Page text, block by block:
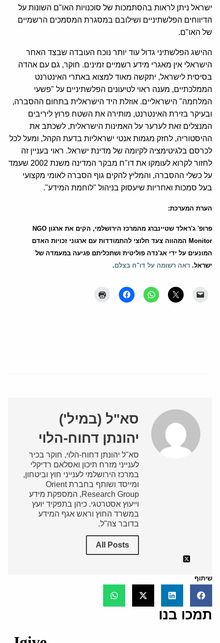
ישראל ניתן לראות בהסתמכות של סוכנויות האו"ם השונות על
הדיווחים הפלשתיניים ושילובם במסגרת המסמכים הרשמיים
של האו"ם.
ההישג הפלשתיני גדול עוד יותר נוכח העובדה שבצד האחר
הישראלי אין מאגרי מידע רשמיים זמינים. חוקר, גם עם אהדה
בסיסית לישראל, יתקשה מאוד למצוא באתרי האינטרנט
הממלכתיים, מענה ראוי לטיעונים הפלשתיניים על "פשעי
המלחמה" הישראליים. אוזלת היד הישראלית בתחום ההסברה,
ובעיקר בזירת האינטרנט, מותירה את השטח פרוץ ליריבים
המנצלים זאת לערער על האמינות הישראלית, לשכתב את
ההיסטוריה, לחזק מגמות אנטי ישראליות בדעת הקהל, ומעל לכל
לכרסם בלגיטימציה לקיומה של מדינת ישראל. ראוי בעניין זה
לחזור לקרוא לעומקו את דו"ח מבקר המדינה משנת 2002 שעמד
על כשלי ההסברה, והמליץ להקים גוף הסברה לאומי מקצועי
בעל סמכות ואחריות שיעסוק בניהול "לוחמת המידע".
הערת המערכת:
פרופ' ג'ראלד שטיינברג מהמרכז הירושלמי, הקים את ארגון NGO
Monitor המהווה צעד חלוצי להתמודדות עם ארגוני זכויות האדם
המונעים על ידי אג'נדה פוליטית ושתכליתם פגיעה במעמדה של
ישראל. ראה רשומה על דו"ח בצלם.
סא"ל (במיל')
יהונתן דחוח-הלוי
סא"ל יהונתן דחוח-הלוי, חוקר בכיר
לענייני מזרח תיכון ואסלאם רדיקלי
במרכז הירושלמי לענייני חוץ וביטחון,
ומייסד ושותף בחברת Orient
Research Group, המספקת מידע
וייעוץ אסטרטגי. כיהן בתפקיד יועץ
במשרד החוץ וראש אגף המידע
בדובר צה"ל.
All Posts
שיתוף
תמכו בנו